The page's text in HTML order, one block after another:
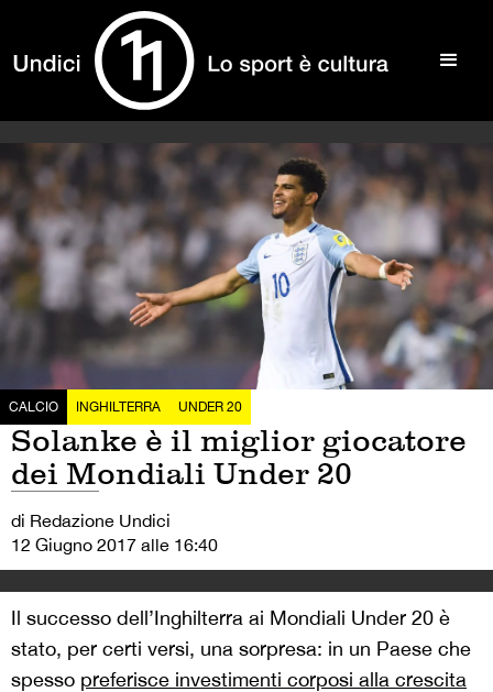
CALCIO INGHILTERRA UNDER 20
Solanke è il miglior giocatore
dei Mondiali Under 20
di Redazione Undici
12 Giugno 2017 alle 16:40
Il successo dell’Inghilterra ai Mondiali Under 20 è
stato, per certi versi, una sorpresa: in un Paese che
spesso preferisce investimenti corposi alla crescita